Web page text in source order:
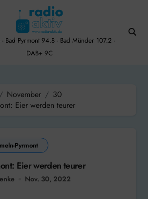
Bad Pyrmont 94.8 - Bad Münder 107.2 -
DAB+ 9C
November
30
Eier werden teurer
Pyrmont
Eier werden teurer
Nov. 30, 2022